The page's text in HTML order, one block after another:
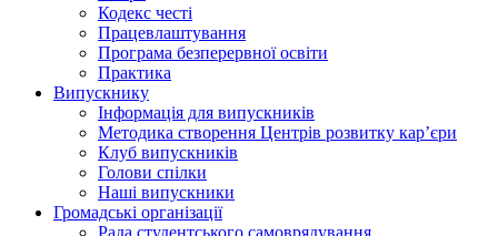
Кодекс честі
Працевлаштування
Програма безперервної освіти
Практика
Випускнику
Інформація для випускників
Методика створення Центрів розвитку кар’єри
Клуб випускників
Голови спілки
Наші випускники
Громадські організації
Рада студентського самоврядування